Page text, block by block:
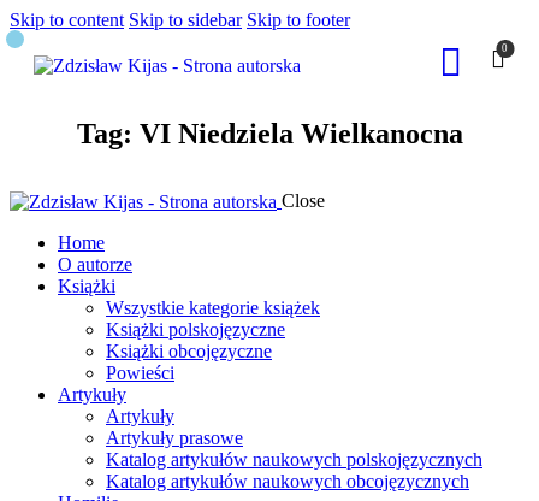
Skip to content Skip to sidebar Skip to footer
0
Tag: VI Niedziela Wielkanocna
Close
Home
O autorze
Książki
Wszystkie kategorie książek
Książki polskojęzyczne
Książki obcojęzyczne
Powieści
Artykuły
Artykuły
Artykuły prasowe
Katalog artykułów naukowych polskojęzycznych
Katalog artykułów naukowych obcojęzycznych